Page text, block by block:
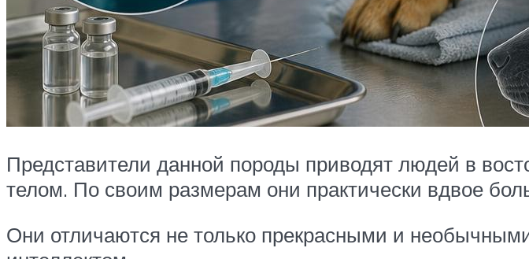
Представители данной породы приводят людей в
телом. По своим размерам они практически вдвое
Они отличаются не только прекрасными и